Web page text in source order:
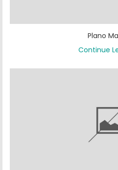
Plano
Continue